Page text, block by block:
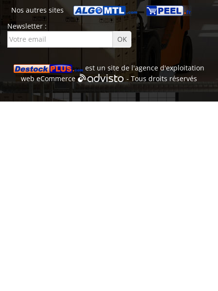
Nos autres sites
Newsletter :
est un site de l'agence d'exploitation
webeCommerce - Tous droits réservés